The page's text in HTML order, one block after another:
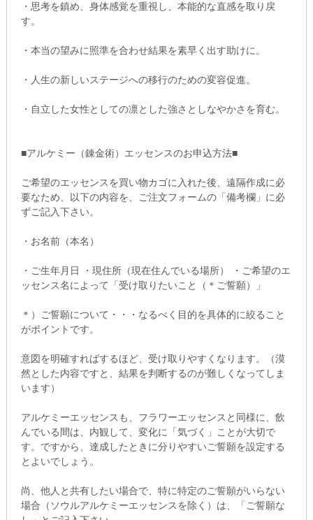
・思考を鎮め、身体感覚を重視し、本能的な直感を取り戻
す。
・本当の望みに照準を合わせ結果を素早く出す助けに。
・人生の新しいステージへの移行のための変容促進。
・自立した女性としての凛とした強さとしなやかさを育む。
■アルケミー（錬金術）エッセンスのお申込方法■
ご希望のエッセンスを買い物カゴに入れた後、遠隔作成に必
要なため、以下の内容を、ご注文フォームの「備考欄」に必
ずご記入下さい。
・お名前（本名）
・ご生年月日 ・現住所（現在住んでいる場所） ・ご希望のエ
ッセンス名によって「受け取りたいこと（＊ご誓願）」
＊）ご誓願について・・・なるべく目的を具体的に絞ること
がポイントです。
意図を明確すればするほど、受け取りやすくなります。（漠
然とした内容ですと、結果を判断するのが難しくなってしま
います）
アルケミーエッセンスも、フラワーエッセンスと同様に、飲
んでいる間は、内観して、変化に「気づく」ことが大切で
す。ですから、達成したときに分りやすいご誓願を設定する
とよいでしょう。
尚、他人と共有したい場合で、特に特定のご誓願がいらない
場合（ソウルアルケミーエッセンスを除く）は、「ご誓願な